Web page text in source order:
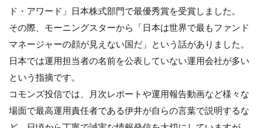
ド・アワード」日本株式部門で最優秀賞を受賞しました。
その際、モーニングスターから「日本は世界で最もファンド
マネージャーの顔が見えない国だ」という話がありました。
日本では運用担当者の名前を公表していない運用会社が多い
という指摘です。
コモンズ投信では、月次レポートや運用報告動画など様々な
場面で最高運用責任者である伊井が自らの言葉で説明するな